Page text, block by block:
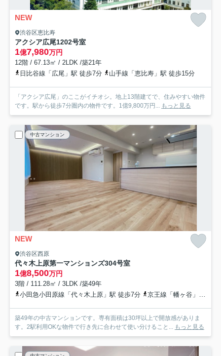
NEW
渋谷区恵比寿
アクシア広尾1202号室
1億7,980万円
12階 / 67.13㎡ / 2LDK /築21年
日比谷線「広尾」駅 徒歩7分
山手線「恵比寿」駅 徒歩15分
「アクシア広尾」のここがイチオシ。地上13階建てで、住みやすい物件
です。駅から徒歩7分圏内の物件です。1億9,800万円... もっと見る
中古マンション
NEW
渋谷区西原
代々木上原第一マンションズ304号室
1億8,500万円
3階 / 111.28㎡ / 3LDK /築49年
小田急小田原線「代々木上原」駅 徒歩7分
京王線「幡ヶ谷」駅 徒歩10分
築49年の中古マンションです。専有面積は30坪以上で開放感がありま
す。2駅利用OKな物件で行き先に合わせて使い分けること... もっと見る